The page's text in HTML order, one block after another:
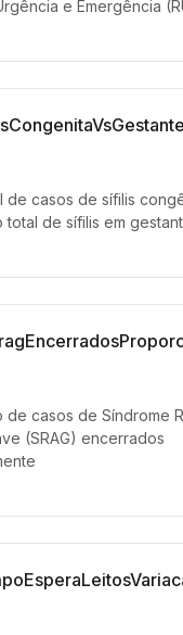
e Emergência
de casos de sífilis
total de sífilis em
de casos de Síndrome
(SRAG) encerrados